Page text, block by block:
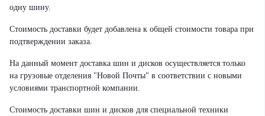
одну шину.
Стоимость доставки будет добавлена к общей стоимости товара при
подтверждении заказа.
На данный момент доставка шин и дисков осуществляется только
на грузовые отделения "Новой Почты" в соответствии с новыми
условиями транспортной компании.
Стоимость доставки шин и дисков для специальной техники